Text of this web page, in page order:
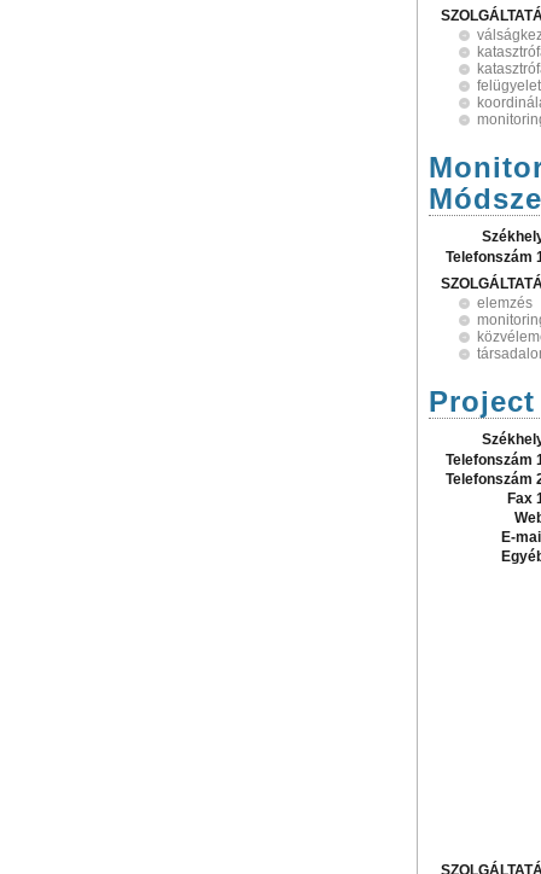
felügyelet
Telefonszám
elemzés
Telefonszám
Telefonszám
Fax
E-